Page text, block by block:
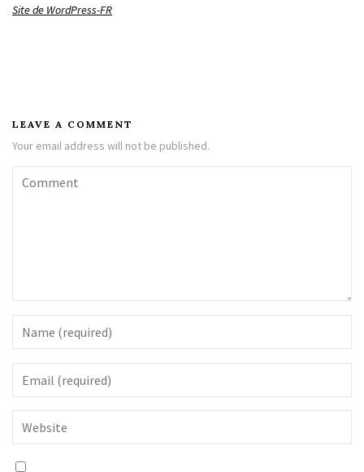
Site de WordPress-FR
LEAVE A COMMENT
Your email address will not be published.